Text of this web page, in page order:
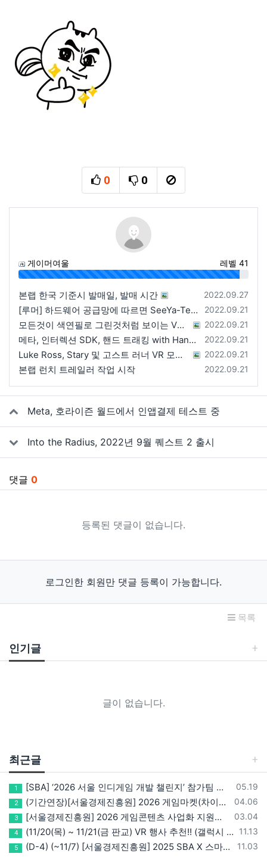
0
추천
0
비추천신고
게이머여울 레벨 41
96%
등록일
2022.09.27
본랩 한국 기준시 발매일, 발매 시간
등록일
2022.09.21
[루머] 하드웨어 공급망에 따르면 SeeYa-Tech가 Apple에 여러 번 uOLED 샘플을 보냄
등록일
2022.09.21
모든것이 색연필로 그린것처럼 보이는 VRChat 월드
등록일
2022.09.21
메타, 인터렉션 SDK, 핸드 트래킹 with Hands 2.1에 대한 강연 예정
등록일
2022.09.21
Luke Ross, Stary 및 고스트 러너 VR 모드 공개
등록일
2022.09.21
본랩 런치 트레일러 작업 시작
관련자료
Meta, 호라이즌 월드에서 인앱결제 테스트 중
Into the Radius, 2022년 9월 퀘스트 2 출시
댓글 0
등록된 댓글이 없습니다.
로그인한 회원만 댓글 등록이 가능합니다.
목록
인기글
글이 없습니다.
최근글
등록일
05.19
1 [SBA] ‘2026 서울 인디게임 개발 챌린지’ 참가팀 모집
등록일
04.06
2 (기간연장)[서울경제진흥원] 2026 게임마켓(차이나조이, BIC, 지스타) 서울관 참가기업 모집!(~5/8 15:00)
등록일
03.04
3 [서울경제진흥원] 2026 게임콘텐츠 사업화 지원사업 참가기업 모집(~3/26까지)
등록일
11.13
4 (11/20(목) ~ 11/21(금 판교) VR 행사 추천!! (갤럭시 XR/ 애플 비전프로 등 기기 체험, 메타퀘스트 경품)
등록일
11.03
5 (D-4) (~11/7) [서울경제진흥원] 2025 SBA X 스마일게이트, ‘게임랩 with STOVE INDIE’ 참가기업 모집